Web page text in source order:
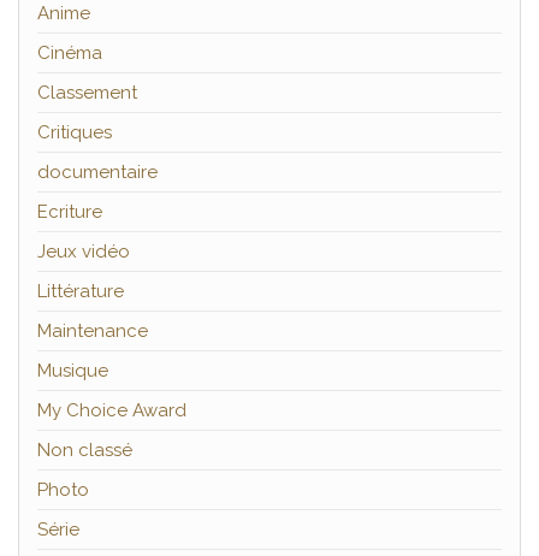
Anime
Cinéma
Classement
Critiques
documentaire
Ecriture
Jeux vidéo
Littérature
Maintenance
Musique
My Choice Award
Non classé
Photo
Série